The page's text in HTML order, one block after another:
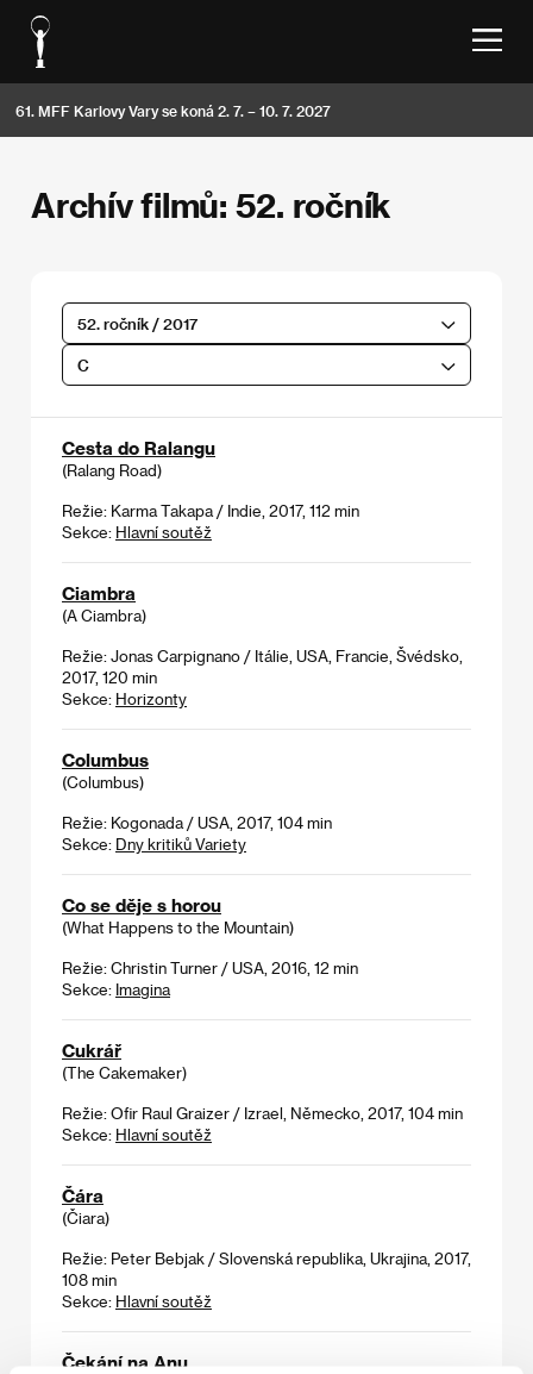
61. MFF Karlovy Vary se koná 2. 7. – 10. 7. 2027
Archív filmů: 52. ročník
52. ročník / 2017
C
Cesta do Ralangu
(Ralang Road)
Režie: Karma Takapa / Indie, 2017, 112 min
Sekce: Hlavní soutěž
Ciambra
(A Ciambra)
Režie: Jonas Carpignano / Itálie, USA, Francie, Švédsko,
2017, 120 min
Sekce: Horizonty
Columbus
(Columbus)
Režie: Kogonada / USA, 2017, 104 min
Sekce: Dny kritiků Variety
Co se děje s horou
(What Happens to the Mountain)
Režie: Christin Turner / USA, 2016, 12 min
Sekce: Imagina
Cukrář
(The Cakemaker)
Režie: Ofir Raul Graizer / Izrael, Německo, 2017, 104 min
Sekce: Hlavní soutěž
Čára
(Čiara)
Režie: Peter Bebjak / Slovenská republika, Ukrajina, 2017,
108 min
Sekce: Hlavní soutěž
Čekání na Anu